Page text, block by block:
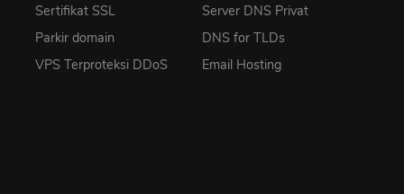
Sertifikat SSL
Parkir domain
VPS Terproteksi DDoS
Server DNS Privat
DNS for TLDs
Email Hosting